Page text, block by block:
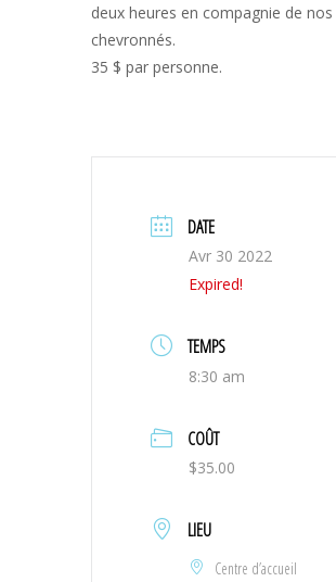
deux heures en compagnie de nos
chevronnés.
35 $ par personne.
DATE
Avr 30 2022
Expired!
TEMPS
8:30 am
COÛT
$35.00
LIEU
Centre d’accueil